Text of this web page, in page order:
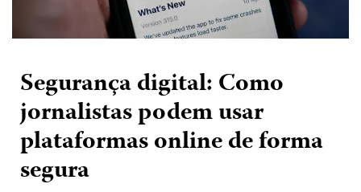
Segurança digital: Como
jornalistas podem usar
plataformas online de forma
segura